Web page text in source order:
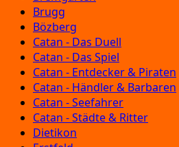
Brugg
Bözberg
Catan - Das Duell
Catan - Das Spiel
Catan - Entdecker & Piraten
Catan - Händler & Barbaren
Catan - Seefahrer
Catan - Städte & Ritter
Dietikon